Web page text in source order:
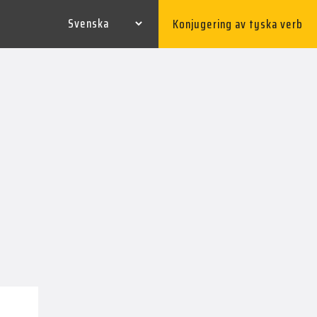
Konjugering av tyska verb